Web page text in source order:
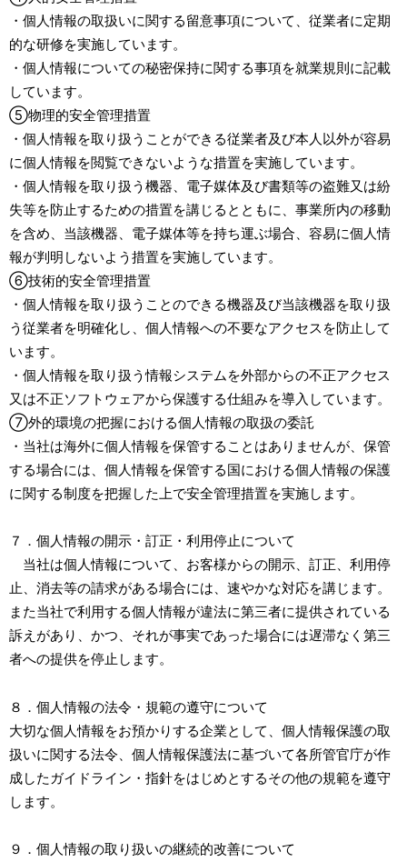
・個人情報の取扱いに関する留意事項について、従業者に定期
的な研修を実施しています。
・個人情報についての秘密保持に関する事項を就業規則に記載
しています。
⑤物理的安全管理措置
・個人情報を取り扱うことができる従業者及び本人以外が容易
に個人情報を閲覧できないような措置を実施しています。
・個人情報を取り扱う機器、電子媒体及び書類等の盗難又は紛
失等を防止するための措置を講じるとともに、事業所内の移動
を含め、当該機器、電子媒体等を持ち運ぶ場合、容易に個人情
報が判明しないよう措置を実施しています。
⑥技術的安全管理措置
・個人情報を取り扱うことのできる機器及び当該機器を取り扱
う従業者を明確化し、個人情報への不要なアクセスを防止して
います。
・個人情報を取り扱う情報システムを外部からの不正アクセス
又は不正ソフトウェアから保護する仕組みを導入しています。
⑦外的環境の把握における個人情報の取扱の委託
・当社は海外に個人情報を保管することはありませんが、保管
する場合には、個人情報を保管する国における個人情報の保護
に関する制度を把握した上で安全管理措置を実施します。
７．個人情報の開示・訂正・利用停止について
当社は個人情報について、お客様からの開示、訂正、利用停
止、消去等の請求がある場合には、速やかな対応を講じます。
また当社で利用する個人情報が違法に第三者に提供されている
訴えがあり、かつ、それが事実であった場合には遅滞なく第三
者への提供を停止します。
８．個人情報の法令・規範の遵守について
大切な個人情報をお預かりする企業として、個人情報保護の取
扱いに関する法令、個人情報保護法に基づいて各所管官庁が作
成したガイドライン・指針をはじめとするその他の規範を遵守
します。
９．個人情報の取り扱いの継続的改善について